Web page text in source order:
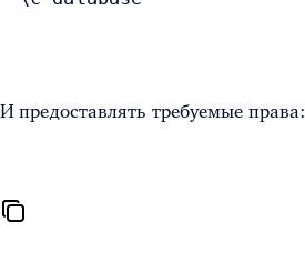
И предоставлять требуемые права: